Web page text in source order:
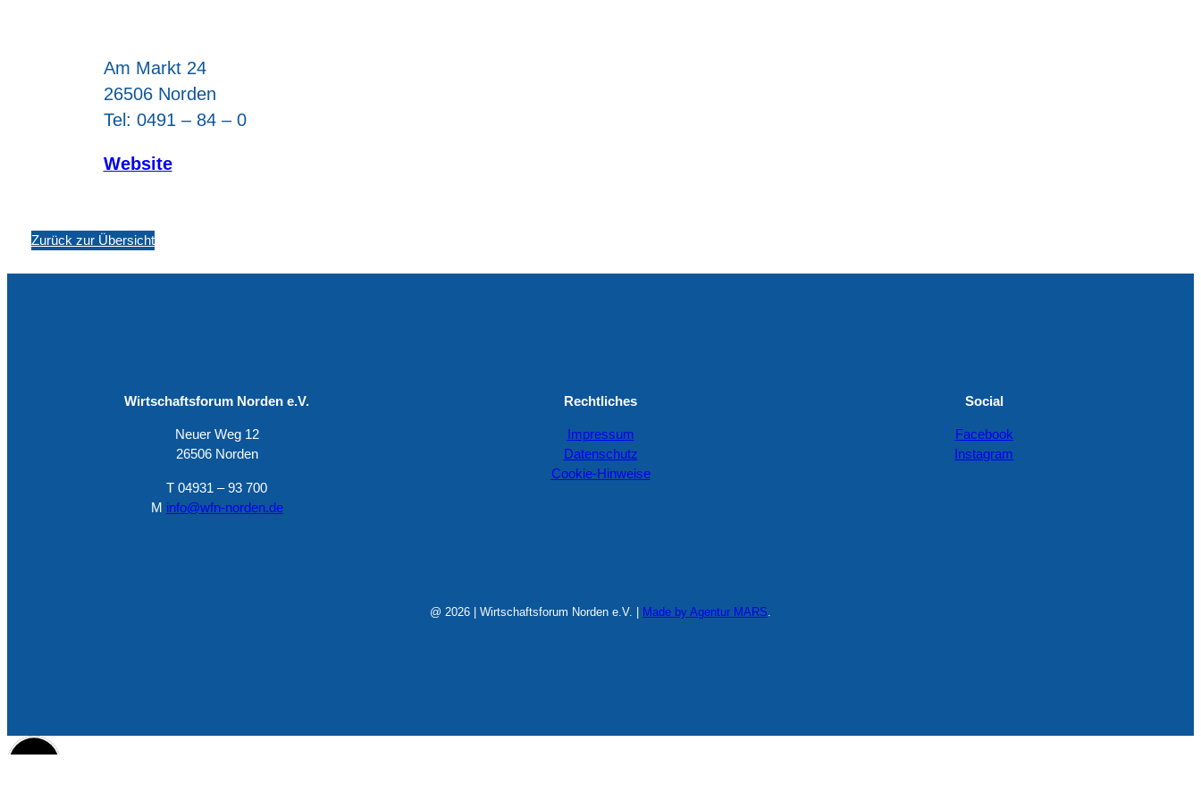
Am Markt 24
26506 Norden
Tel: 0491 – 84 – 0
Website
Zurück zur Übersicht
Wirtschaftsforum Norden e.V.
Neuer Weg 12
26506 Norden
T 04931 – 93 700
M info@wfn-norden.de
Rechtliches
Impressum
Datenschutz
Cookie-Hinweise
Social
Facebook
Instagram
@ 2026 | Wirtschaftsforum Norden e.V. | Made by Agentur MARS